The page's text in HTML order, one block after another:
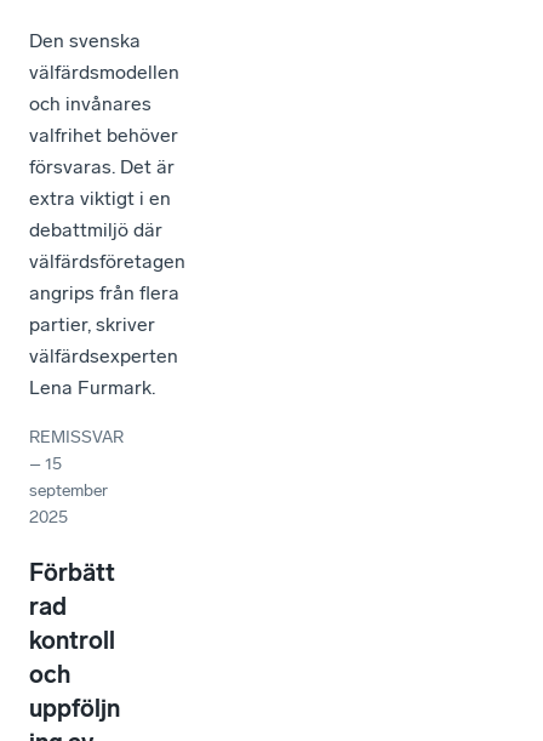
Den svenska
välfärdsmodellen
och invånares
valfrihet behöver
försvaras. Det är
extra viktigt i en
debattmiljö där
välfärdsföretagen
angrips från flera
partier, skriver
välfärdsexperten
Lena Furmark.
REMISSVAR
–15
september
2025
Förbätt
rad
kontroll
och
uppföljn